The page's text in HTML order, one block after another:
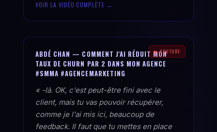
VOIR LA VIDÉO COMPLÈTE →
▶ YOUTUBE
ABDÉ CHAN — COMMENT J'AI RÉDUIT MON
TAUX DE CHURN PAR 2 DANS MON AGENCE
#SMMA #AGENCEMARKETING
« -là. OK, c'est peut-être fini avec le
client, mais tu vas pouvoir récupérer,
comme je l'ai mis ici, beaucoup de
feedback. Il faut que tu mettes en place